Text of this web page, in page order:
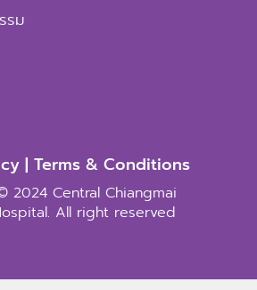
รม
| Terms & Conditions
2024 Central Chiangmai
All right reserved